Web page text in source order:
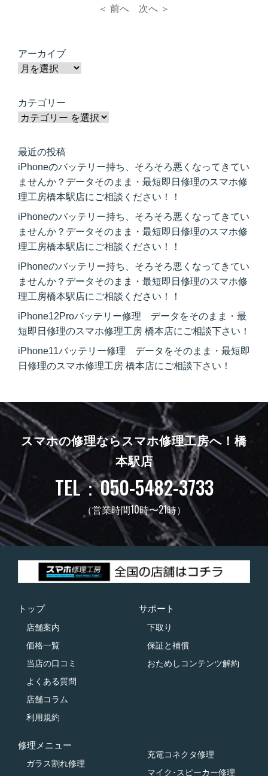
＜ 前へ 次へ ＞
アーカイブ
カテゴリー
最近の投稿
iPhoneのバッテリー持ち、そろそろ悪くなってきてい
ませんか？データそのまま・最短即日修理のスマホ修
理工房橋本駅店にご相談ください！！
iPhoneのバッテリー持ち、そろそろ悪くなってきてい
ませんか？データそのまま・最短即日修理のスマホ修
理工房橋本駅店にご相談ください！！
iPhoneのバッテリー持ち、そろそろ悪くなってきてい
ませんか？データそのまま・最短即日修理のスマホ修
理工房橋本駅店にご相談ください！！
iPhone12Proバッテリー修理 データをそのまま・最
短即日修理のスマホ修理工房 橋本店にご相談下さい！
iPhone11バッテリー修理 データをそのまま・最短即
日修理のスマホ修理工房 橋本店にご相談下さい！
スマホの修理ならスマホ修理工房へ！ 橋
本駅店
TEL：050-5482-3733
（営業時間10時〜21時）
トップ
店舗案内
価格一覧
当店の口コミ
よくある質問
店舗コラム
利用規約
サポート
下取り
保証と補償
おためしコンテンツ解約
修理メニュー
ガラス割れ修理
充電コネクタ修理
マイク･スピーカー修理